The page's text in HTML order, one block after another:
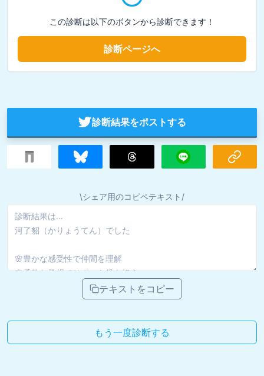
この診断は以下のボタンから診断できます！
診断ページへ
診断結果をポストする
\シェア用のコピペテキスト/
テキストをコピー
もう一度診断する